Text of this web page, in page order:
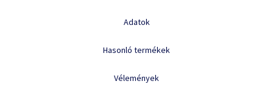
Adatok
Hasonló termékek
Vélemények